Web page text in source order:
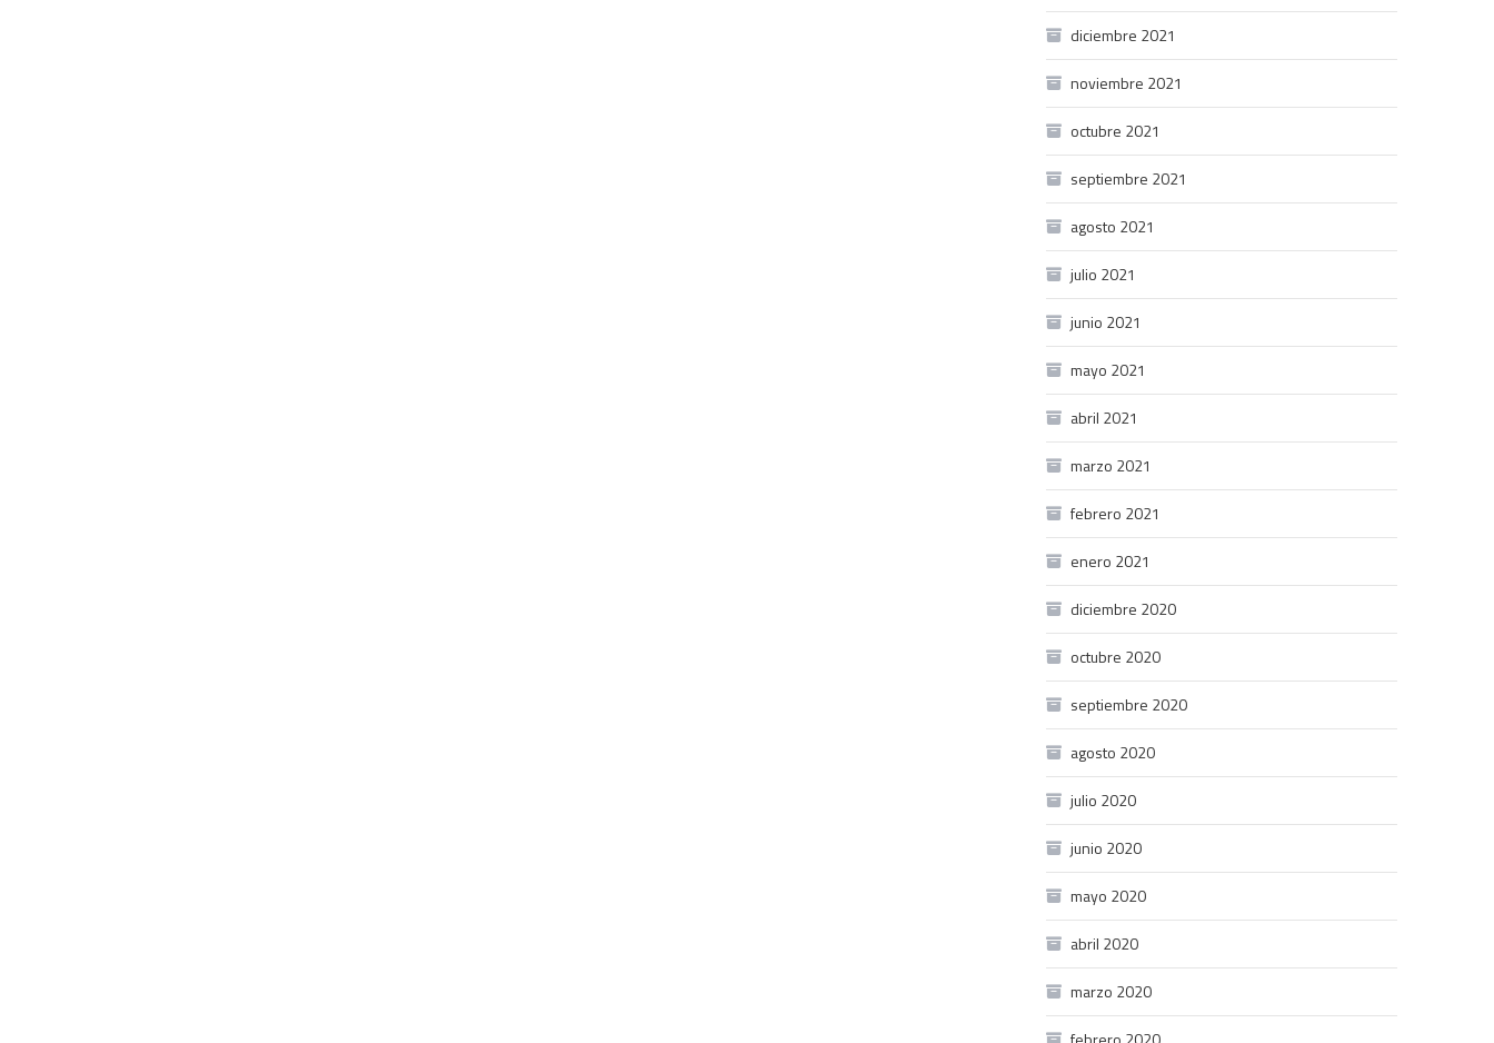
diciembre 2021
noviembre 2021
octubre 2021
septiembre 2021
agosto 2021
julio 2021
junio 2021
mayo 2021
abril 2021
marzo 2021
febrero 2021
enero 2021
diciembre 2020
octubre 2020
septiembre 2020
agosto 2020
julio 2020
junio 2020
mayo 2020
abril 2020
marzo 2020